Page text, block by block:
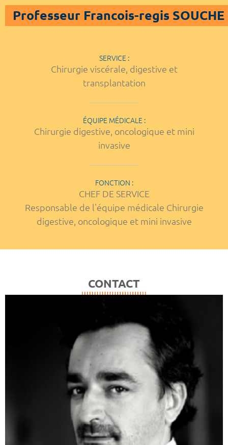
Professeur Francois-regis SOUCHE
SERVICE :
Chirurgie viscérale, digestive et
transplantation
ÉQUIPE MÉDICALE :
Chirurgie digestive, oncologique et mini
invasive
FONCTION :
CHEF DE SERVICE
Responsable de l'équipe médicale Chirurgie
digestive, oncologique et mini invasive
CONTACT